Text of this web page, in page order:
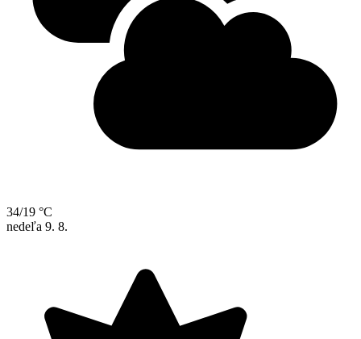
34/19 °C
nedeľa 9. 8.